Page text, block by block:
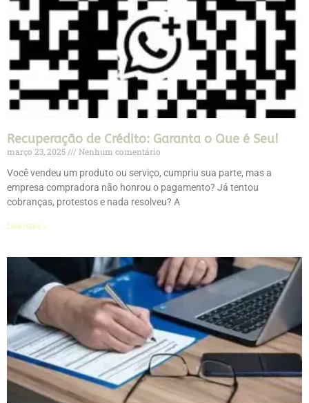
Recuperação de Crédito: Garanta o Que é Seu!
março 23, 2025
Nenhum comentário
Você vendeu um produto ou serviço, cumpriu sua parte, mas a
empresa compradora não honrou o pagamento? Já tentou
cobranças, protestos e nada resolveu? A
Leia mais »